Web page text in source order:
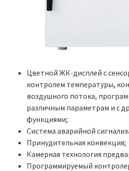
Цветной ЖК-дисплей с
контролем температуры,
воздушного потока,
различным параметрам и с
функциями;
Система аварийной
Принудительная конвекция;
Камерная технология
Программируемый